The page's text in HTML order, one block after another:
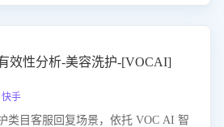
效性分析-美容洗护-[VOCAI]
手
类目客服回复场景，依托 VOC AI 智